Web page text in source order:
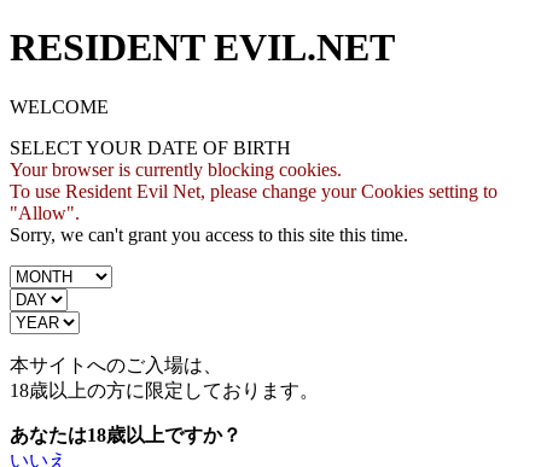
RESIDENT EVIL.NET
WELCOME
SELECT YOUR DATE OF BIRTH
Your browser is currently blocking cookies.
To use Resident Evil Net, please change your Cookies setting to
"Allow".
Sorry, we can't grant you access to this site this time.
本サイトへのご入場は、
18歳以上の方に限定しております。
あなたは18歳以上ですか？
いいえ